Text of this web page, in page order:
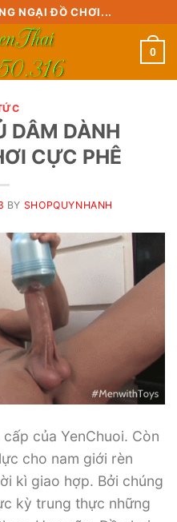
NGẠI ĐỒ CHƠI...
0
DÂM DÀNH
CỰC PHÊ
BY SHOPQUYNHANH
của YenChuoi. Còn
cho nam giới rèn
kì giao hợp. Bởi chúng
kỳ trung thực những